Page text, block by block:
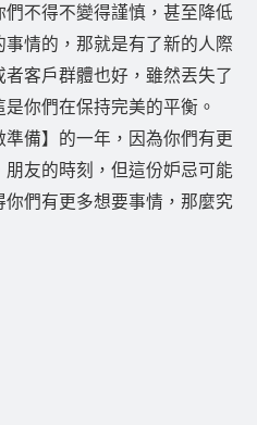
不得不變得謹慎，甚至降低
情的，那就是有了新的人際
客戶群體也好，雖然丟失了
你們在保持完美的平衡。
備】的一年，因為你們有更
友的時刻，但這份妒忌可能
們有更多想要事情，那麼究